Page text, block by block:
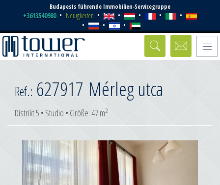
Budapests führende Immobilien-Servicegruppe
+3613540980 Neuigkeiten
Toggle
Mérleg utca
Ref.: 627917
Distrikt 5 • Studio • Größe: 47 m2